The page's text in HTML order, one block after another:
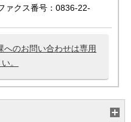
クス番号：0836-22-
へのお問い合わせは専用
。